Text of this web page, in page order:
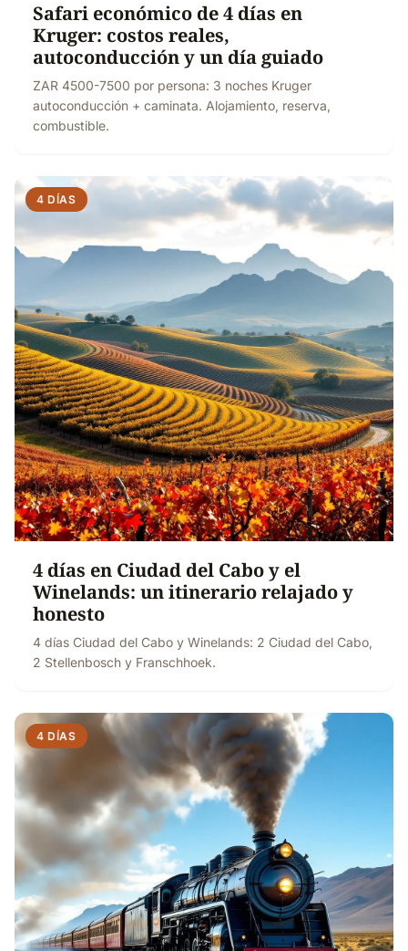
Safari económico de 4 días en
Kruger: costos reales,
autoconducción y un día guiado
ZAR 4500-7500 por persona: 3 noches Kruger
autoconducción + caminata. Alojamiento, reserva,
combustible.
4 DÍAS
4 días en Ciudad del Cabo y el
Winelands: un itinerario relajado y
honesto
4 días Ciudad del Cabo y Winelands: 2 Ciudad del Cabo,
2 Stellenbosch y Franschhoek.
4 DÍAS